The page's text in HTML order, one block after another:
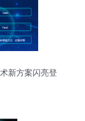
新方案闪亮登